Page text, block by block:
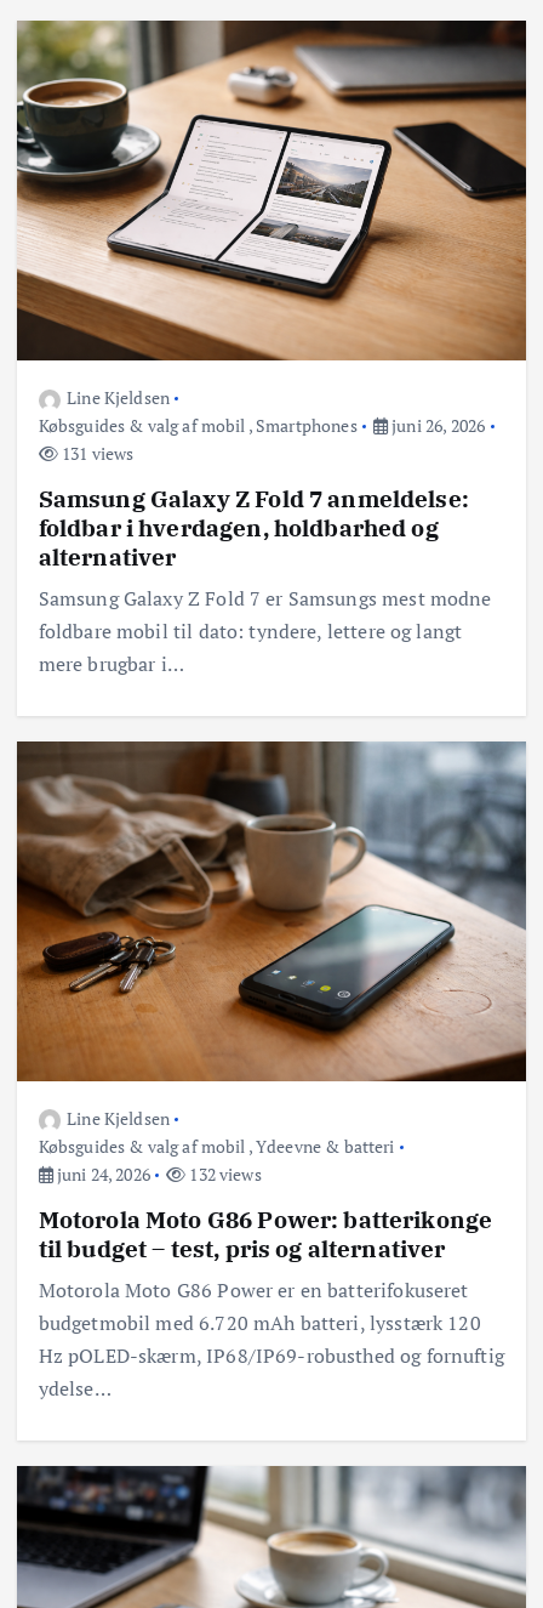
Line Kjeldsen
Købsguides & valg af mobil , Smartphones
juni 26, 2026
131 views
Samsung Galaxy Z Fold 7 anmeldelse:
foldbar i hverdagen, holdbarhed og
alternativer
Samsung Galaxy Z Fold 7 er Samsungs mest modne
foldbare mobil til dato: tyndere, lettere og langt
mere brugbar i…
Line Kjeldsen
Købsguides & valg af mobil ,Ydeevne & batteri
juni 24, 2026
132 views
Motorola Moto G86 Power: batterikonge
til budget – test, pris og alternativer
Motorola Moto G86 Power er en batterifokuseret
budgetmobil med 6.720 mAh batteri, lysstærk 120
Hz pOLED-skærm, IP68/IP69-robusthed og fornuftig
ydelse…